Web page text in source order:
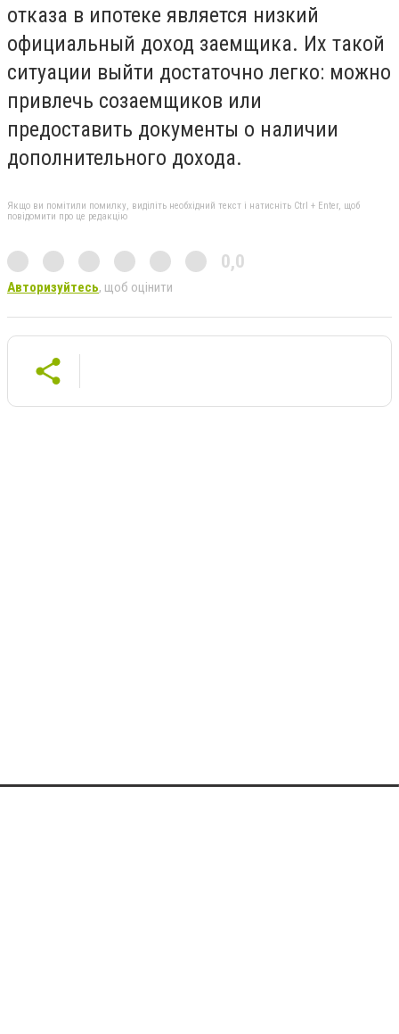
отказа в ипотеке является низкий
официальный доход заемщика. Их такой
ситуации выйти достаточно легко: можно
привлечь созаемщиков или
предоставить документы о наличии
дополнительного дохода.
Якщо ви помітили помилку, виділіть необхідний текст і натисніть Ctrl + Enter, щоб
повідомити про це редакцію
0,0
Авторизуйтесь, щоб оцінити